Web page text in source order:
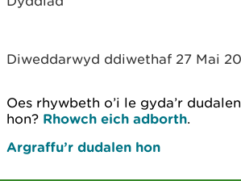
Diweddarwyd ddiwethaf 27 Mai
Oes rhywbeth o’i le gyda’r dudalen
hon? Rhowch eich adborth.
Argraffu’r dudalen hon